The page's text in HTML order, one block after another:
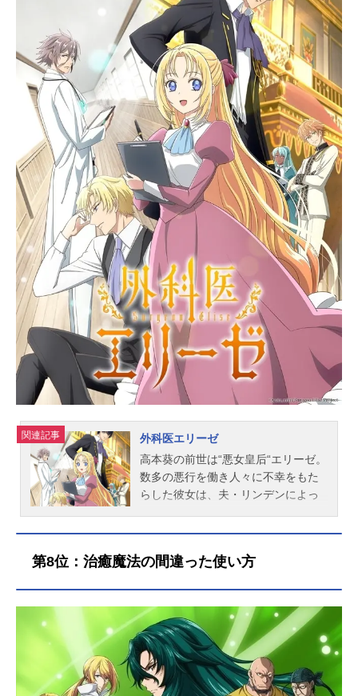
のだ。政府転覆の陰謀を追うことに
なった静馬と、守屋組で着々と地位
を固めていく狂四郎。真逆の立場の
この二人のドラマが、運命的に交錯
してゆく。その中で静馬に、悲しく
も皮肉な出会いと別れが待っている
とは知るよしもなかった。作品名明
治撃剣－1874－放送形態TVアニメス
ケジ...
関連記事
外科医エリーゼ
高本葵の前世は“悪女皇后“エリーゼ。
数多の悪行を働き人々に不幸をもた
らした彼女は、夫・リンデンによっ
現代に生まれ変わった2度目の人生で
のため生きてきた葵だが、ある日飛
た！処刑される10年前に転生したエ
リーゼの目の前に現れたのは、自分
のせいで命を落とした家族たちだっ
た。もう、大切な人を失いたくな
い…後悔でいっぱいの人生なんて絶
第8位：治癒魔法の間違った使い方